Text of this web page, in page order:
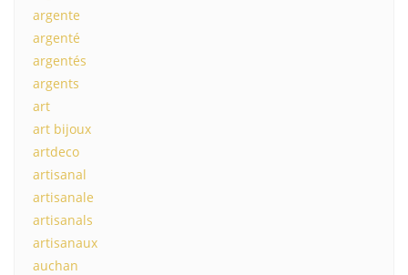
argente
argenté
argentés
argents
art
art bijoux
artdeco
artisanal
artisanale
artisanals
artisanaux
auchan